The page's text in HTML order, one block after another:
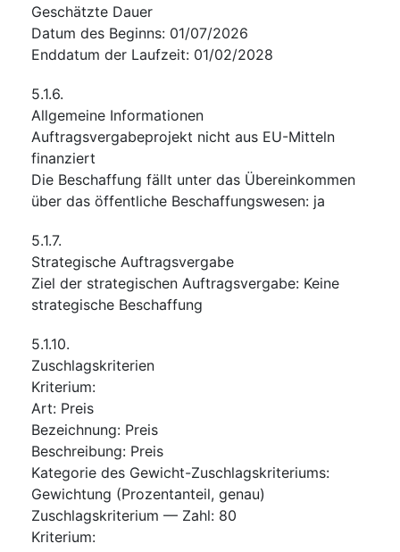
Geschätzte Dauer
Datum des Beginns: 01/07/2026
Enddatum der Laufzeit: 01/02/2028
5.1.6.
Allgemeine Informationen
Auftragsvergabeprojekt nicht aus EU-Mitteln
finanziert
Die Beschaffung fällt unter das Übereinkommen
über das öffentliche Beschaffungswesen: ja
5.1.7.
Strategische Auftragsvergabe
Ziel der strategischen Auftragsvergabe: Keine
strategische Beschaffung
5.1.10.
Zuschlagskriterien
Kriterium:
Art: Preis
Bezeichnung: Preis
Beschreibung: Preis
Kategorie des Gewicht-Zuschlagskriteriums:
Gewichtung (Prozentanteil, genau)
Zuschlagskriterium — Zahl: 80
Kriterium: